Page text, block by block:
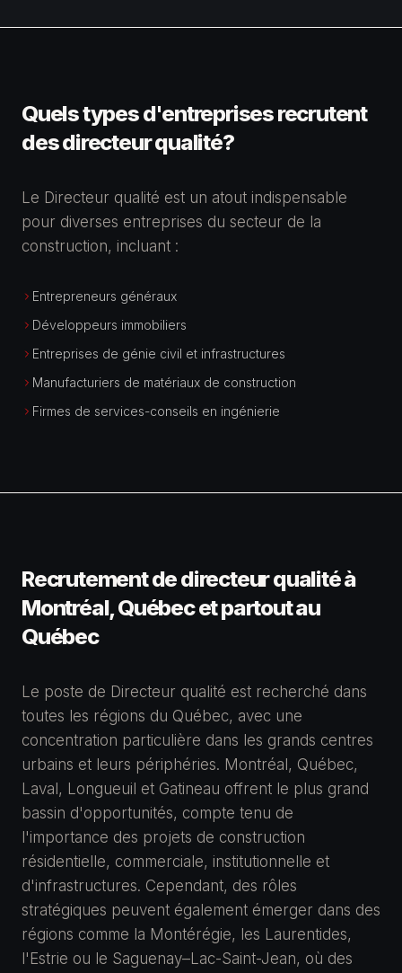
Quels types d'entreprises recrutent
desdirecteur qualité?
Le Directeur qualité est un atout indispensable
pour diverses entreprises du secteur de la
construction, incluant :
Entrepreneurs généraux
Développeurs immobiliers
Entreprises de génie civil et infrastructures
Manufacturiers de matériaux de construction
Firmes de services-conseils en ingénierie
Recrutement dedirecteur qualitéà
Montréal, Québec et partout au
Québec
Le poste de Directeur qualité est recherché dans
toutes les régions du Québec, avec une
concentration particulière dans les grands centres
urbains et leurs périphéries. Montréal, Québec,
Laval, Longueuil et Gatineau offrent le plus grand
bassin d'opportunités, compte tenu de
l'importance des projets de construction
résidentielle, commerciale, institutionnelle et
d'infrastructures. Cependant, des rôles
stratégiques peuvent également émerger dans des
régions comme la Montérégie, les Laurentides,
l'Estrie ou le Saguenay–Lac-Saint-Jean, où des